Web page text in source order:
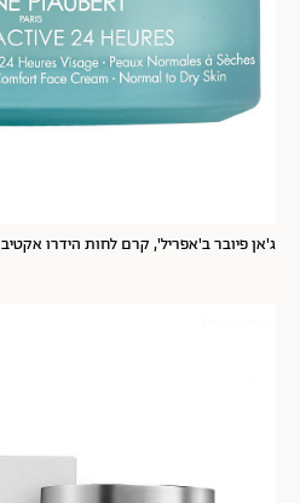
ג'אן פיובר ב'אפריל', קרם לחות הידרו אקטיב 240 ש"ח | צילום: יח"צ